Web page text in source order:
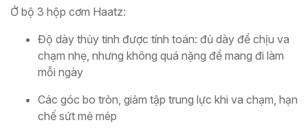
Ở bộ 3 hộp cơm Haatz:
Độ dày thủy tinh được tính toán: đủ dày để chịu va
chạm nhẹ, nhưng không quá nặng để mang đi làm
mỗi ngày
Các góc bo tròn, giảm tập trung lực khi va chạm, hạn
chế sứt mẻ mép